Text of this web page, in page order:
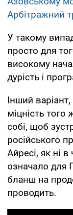
Арбітражний
У такому
просто для
високому
дурість і
Інший
міцність того
собі, щоб
російського
Айресі, як ні
означало для
бланш на
проводить.